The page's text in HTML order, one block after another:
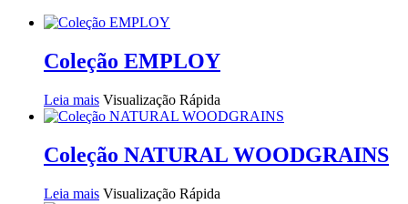
Coleção EMPLOY
Leia mais Visualização Rápida
Coleção NATURAL WOODGRAINS
Leia mais Visualização Rápida